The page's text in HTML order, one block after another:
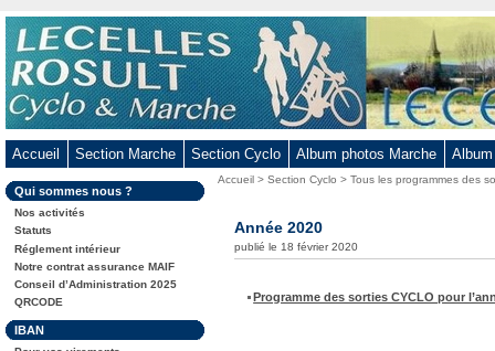
Aller
au
contenu
-
Aller
menu
principal
-
Aller
à
la
recherche
Accueil Section Marche Section Cyclo Album photos Marche
Dans
la
rubrique
:
Qui sommes nous ?
Nos activités
Statuts
Réglement intérieur
Notre contrat assurance MAIF
Conseil d’Administration 2025
QRCODE
Dans
la
IBAN
Vous
Accueil >Section Cyclo >Tous les programmes des
Année 2020
publié le 18 février 2020
Programme des sorties CYCLO pour